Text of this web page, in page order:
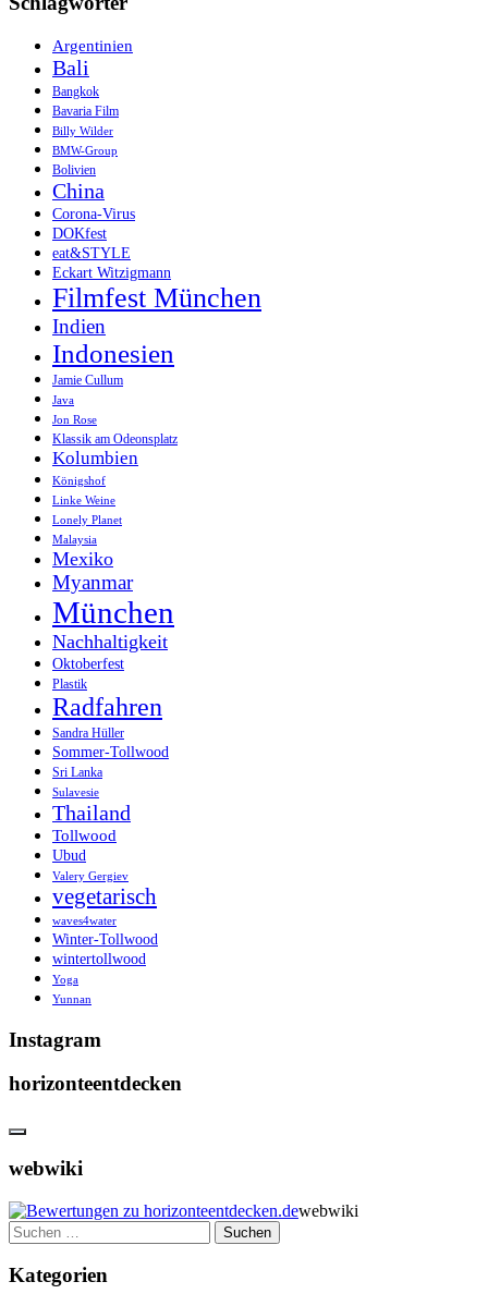
Argentinien
Bali
Bangkok
Bavaria Film
Billy Wilder
BMW-Group
Bolivien
China
Corona-Virus
DOKfest
eat&STYLE
Eckart Witzigmann
Filmfest München
Indien
Indonesien
Jamie Cullum
Java
Jon Rose
Klassik am Odeonsplatz
Kolumbien
Königshof
Linke Weine
Lonely Planet
Malaysia
Mexiko
Myanmar
München
Nachhaltigkeit
Oktoberfest
Plastik
Radfahren
Sandra Hüller
Sommer-Tollwood
Sri Lanka
Sulavesie
Thailand
Tollwood
Ubud
Valery Gergiev
vegetarisch
waves4water
Winter-Tollwood
wintertollwood
Yoga
Yunnan
Instagram
horizonteentdecken
webwiki
webwiki
Suchen
nach:
Kategorien